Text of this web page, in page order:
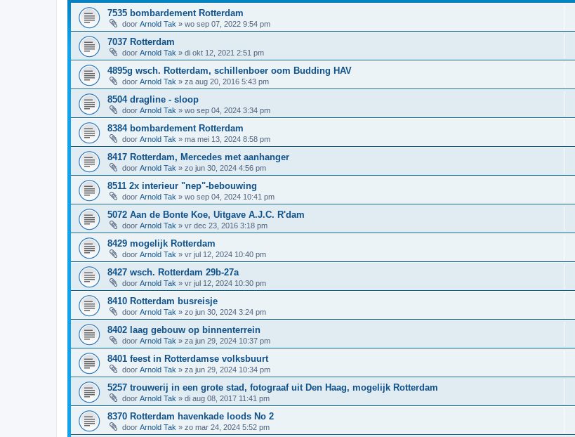
7535 bombardement Rotterdam
door Arnold Tak » wo sep 07, 2022 9:54 pm
7037 Rotterdam
door Arnold Tak » di okt 12, 2021 2:51 pm
4895g wsch. Rotterdam, schillenboer oom Budding HAV
door Arnold Tak » za aug 20, 2016 5:43 pm
8504 dragline - sloop
door Arnold Tak » wo sep 04, 2024 3:34 pm
8384 bombardement Rotterdam
door Arnold Tak » ma mei 13, 2024 8:58 pm
8417 Rotterdam, Mercedes met aanhanger
door Arnold Tak » zo jun 30, 2024 4:56 pm
8511 2x interieur "nep"-bebouwing
door Arnold Tak » wo sep 04, 2024 10:41 pm
5072 Aan de Bonte Koe, Uitgave A.J.C. R'dam
door Arnold Tak » vr dec 23, 2016 3:18 pm
8429 mogelijk Rotterdam
door Arnold Tak » vr jul 12, 2024 10:40 pm
8427 wsch. Rotterdam 29b-27a
door Arnold Tak » vr jul 12, 2024 10:30 pm
8410 Rotterdam busreisje
door Arnold Tak » zo jun 30, 2024 3:24 pm
8402 laag gebouw op binnenterrein
door Arnold Tak » za jun 29, 2024 10:37 pm
8401 feest in Rotterdamse volksbuurt
door Arnold Tak » za jun 29, 2024 10:34 pm
5257 trouwerij in een grote stad, fotograaf uit Den Haag, mogelijk Rotterdam
door Arnold Tak » di aug 08, 2017 11:41 pm
8370 Rotterdam havenkade loods No 2
door Arnold Tak » zo mar 24, 2024 5:52 pm